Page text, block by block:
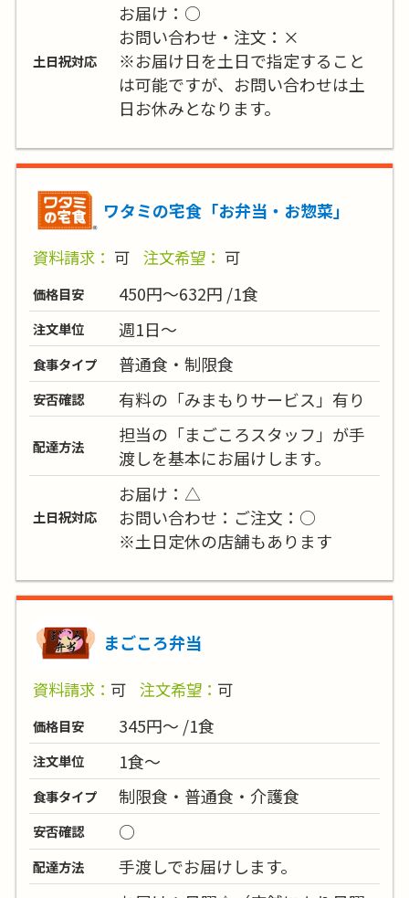
土日祝対応
お届け：○
お問い合わせ・注文：×
※お届け日を土日で指定すること
は可能ですが、お問い合わせは土
日お休みとなります。
ワタミの宅食「お弁当・お惣菜」
資料請求： 可 注文希望： 可
価格目安 450円～632円 /1食
注文単位 週1日～
食事タイプ 普通食・制限食
安否確認 有料の「みまもりサービス」有り
配達方法
担当の「まごころスタッフ」が手
渡しを基本にお届けします。
土日祝対応
お届け：△
お問い合わせ：ご注文：○
※土日定休の店舗もあります
まごころ弁当
資料請求： 可 注文希望： 可
価格目安 345円～ /1食
注文単位 1食～
食事タイプ 制限食・普通食・介護食
安否確認 ○
配達方法
手渡しでお届けします。